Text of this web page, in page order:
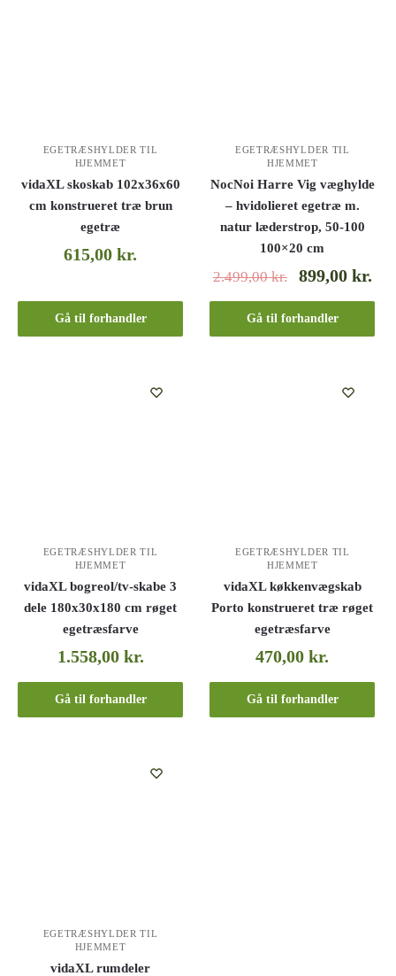
EGETRÆSHYLDER TIL
HJEMMET
vidaXL skoskab 102x36x60
cm konstrueret træ brun
egetræ
615,00kr.
Gå til forhandler
EGETRÆSHYLDER TIL
HJEMMET
NocNoi Harre Vig væghylde
– hvidolieret egetræ m.
natur læderstrop, 50-100
100×20 cm
2.499,00kr. 899,00 kr.
Gå til forhandler
EGETRÆSHYLDER TIL
HJEMMET
vidaXL bogreol/tv-skabe 3
dele 180x30x180 cm røget
egetræsfarve
1.558,00 kr.
Gå til forhandler
EGETRÆSHYLDER TIL
HJEMMET
vidaXL køkkenvægskab
Porto konstrueret træ røget
egetræsfarve
470,00kr.
Gå til forhandler
EGETRÆSHYLDER TIL
HJEMMET
vidaXL rumdeler